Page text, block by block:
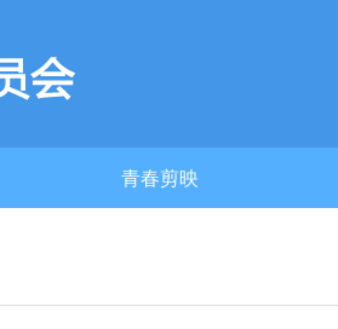
青春剪映